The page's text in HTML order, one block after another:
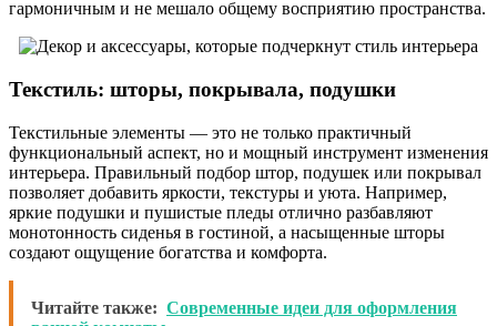
гармоничным и не мешало общему восприятию пространства.
Текстиль: шторы, покрывала, подушки
Текстильные элементы — это не только практичный
функциональный аспект, но и мощный инструмент изменения
интерьера. Правильный подбор штор, подушек или покрывал
позволяет добавить яркости, текстуры и уюта. Например,
яркие подушки и пушистые пледы отлично разбавляют
монотонность сиденья в гостиной, а насыщенные шторы
создают ощущение богатства и комфорта.
Читайте также: Современные идеи для оформления